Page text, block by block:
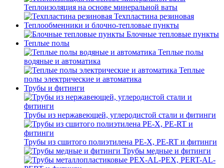
Теплоизоляция на основе минеральной ваты
Техпластина резиновая
Теплообменники и блочно-тепловые пункты
Блочные тепловые пункты
Теплые полы
Теплые полы
водяные и автоматика
Теплые
полы электрические и автоматика
Трубы и фитинги
Трубы из нержавеющей, углеродистой стали и фитинги
Трубы из сшитого полиэтилена PE-X, PE-RT и фитинги
Трубы медные и фитинги